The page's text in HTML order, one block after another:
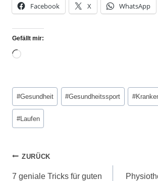
Facebook X WhatsApp
Gefällt mir:
#Gesundheit #Gesundheitssport #
#Laufen
ZURÜCK
7 geniale Tricks für guten